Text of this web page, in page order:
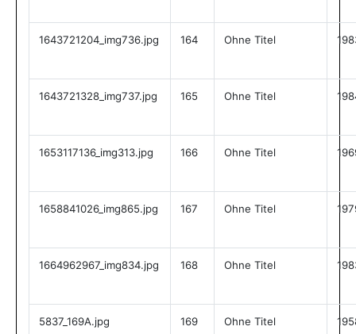
1643721204_img736.jpg 164 Ohne Titel
1643721328_img737.jpg 165 Ohne Titel
1653117136_img313.jpg 166 Ohne Titel
1658841026_img865.jpg 167 Ohne Titel
1664962967_img834.jpg 168 Ohne Titel
5837_169A.jpg 169 Ohne Titel